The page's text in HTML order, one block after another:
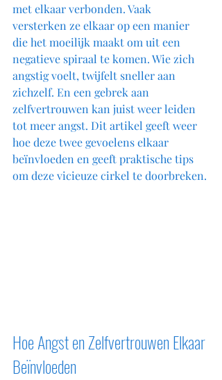
met elkaar verbonden. Vaak
versterken ze elkaar op een manier
die het moeilijk maakt om uit een
negatieve spiraal te komen. Wie zich
angstig voelt, twijfelt sneller aan
zichzelf. En een gebrek aan
zelfvertrouwen kan juist weer leiden
tot meer angst. Dit artikel geeft weer
hoe deze twee gevoelens elkaar
beïnvloeden en geeft praktische tips
om deze vicieuze cirkel te doorbreken.
Hoe Angst en Zelfvertrouwen Elkaar
Beïnvloeden